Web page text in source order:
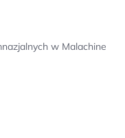
w Malachine